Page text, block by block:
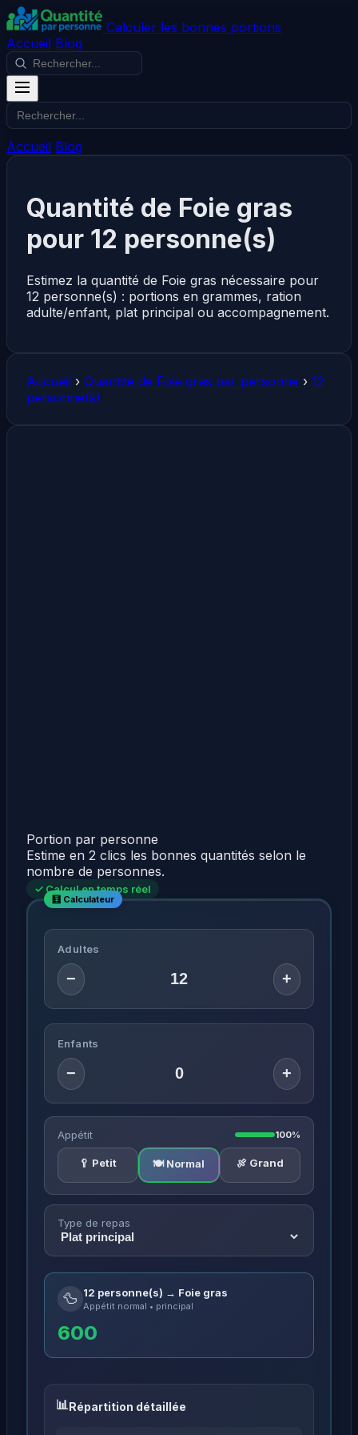
Calculer les bonnes portions
Accueil Blog
Accueil Blog
Quantité de Foie gras
pour 12 personne(s)
Estimez la quantité de Foie gras nécessaire pour
12 personne(s) : portions en grammes, ration
adulte/enfant, plat principal ou accompagnement.
Accueil › Quantité de Foie gras par personne › 12
personne(s)
Portion par personne
Estime en 2 clics les bonnes quantités selon le
nombre de personnes.
✓ Calcul en temps réel
Adultes
− +
Enfants
− +
Appétit 100%
🥄 Petit 🍽️ Normal 🍖 Grand
Type de repas
🦆 12 personne(s) → Foie gras
Appétit normal • principal
600
Répartition détaillée